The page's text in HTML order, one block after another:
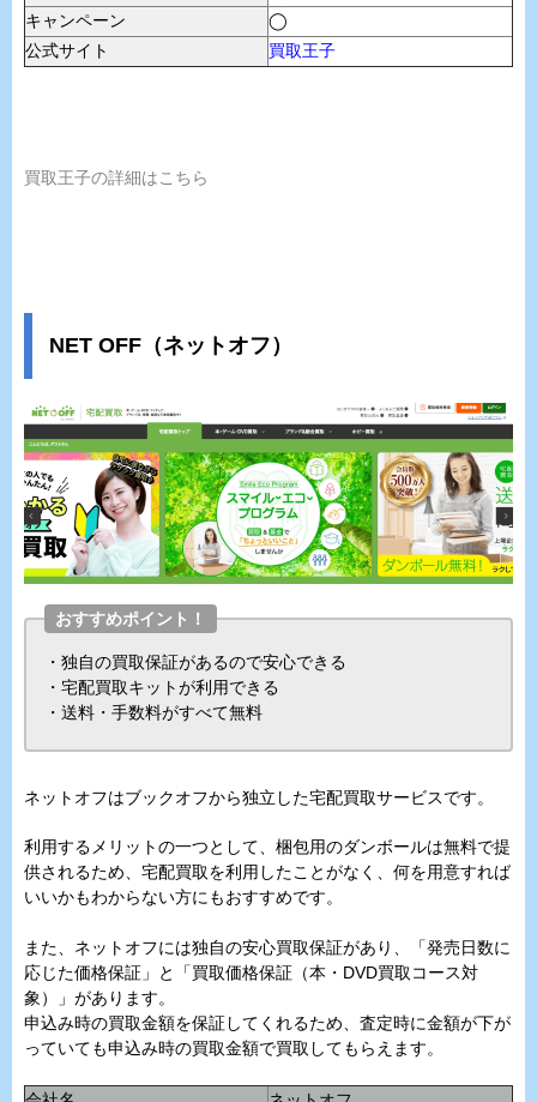
キャンペーン
◯
公式サイト
買取王子
買取王子の詳細はこちら
NET OFF（ネットオフ）
おすすめポイント！
・独自の買取保証があるので安心できる
・宅配買取キットが利用できる
・送料・手数料がすべて無料
ネットオフはブックオフから独立した宅配買取サービスです。
利用するメリットの一つとして、梱包用のダンボールは無料で提
供されるため、宅配買取を利用したことがなく、何を用意すれば
いいかもわからない方にもおすすめです。
また、ネットオフには独自の安心買取保証があり、「発売日数に
応じた価格保証」と「買取価格保証（本・DVD買取コース対
象）」があります。
申込み時の買取金額を保証してくれるため、査定時に金額が下が
っていても申込み時の買取金額で買取してもらえます。